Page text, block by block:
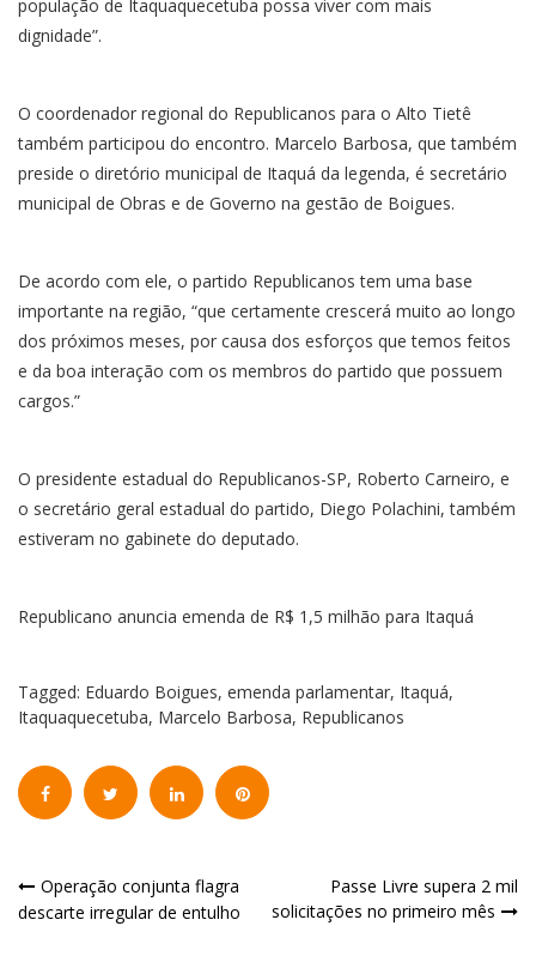
população de Itaquaquecetuba possa viver com mais
dignidade”.
O coordenador regional do Republicanos para o Alto Tietê
também participou do encontro. Marcelo Barbosa, que também
preside o diretório municipal de Itaquá da legenda, é secretário
municipal de Obras e de Governo na gestão de Boigues.
De acordo com ele, o partido Republicanos tem uma base
importante na região, “que certamente crescerá muito ao longo
dos próximos meses, por causa dos esforços que temos feitos
e da boa interação com os membros do partido que possuem
cargos.”
O presidente estadual do Republicanos-SP, Roberto Carneiro, e
o secretário geral estadual do partido, Diego Polachini, também
estiveram no gabinete do deputado.
Republicano anuncia emenda de R$ 1,5 milhão para Itaquá
Tagged: Eduardo Boigues, emenda parlamentar, Itaquá,
Itaquaquecetuba, Marcelo Barbosa, Republicanos
Navegação
Operação conjunta flagra
descarte irregular de entulho
Passe Livre supera 2 mil
solicitações no primeiro mês